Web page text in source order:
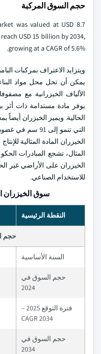
حجم السوق المركبة
was valued at USD 8.7
USD 15 billion by 2034,
growing at a CAGR of 5.6%.
ويتزايد الاعتراف بمركبات
يمكن أن تحل محل مواد
الألياف الخيزرانية مع
يوفر مادة مستدامة ذات أثر
الحالية. ويميز الخيزران أيضاً
الخيزران المادة المثالية
المثال، تشجع المبادرات
الخيزران على الأراضي غير
للاستخدام الصناعي.
سوق الخيزران
النقطة الرئيسية
حجم
السنة الأساسية
حجم السوق في
2024
فترة التوقع 2025 –
2034 CAGR
حجم السوق في
2034